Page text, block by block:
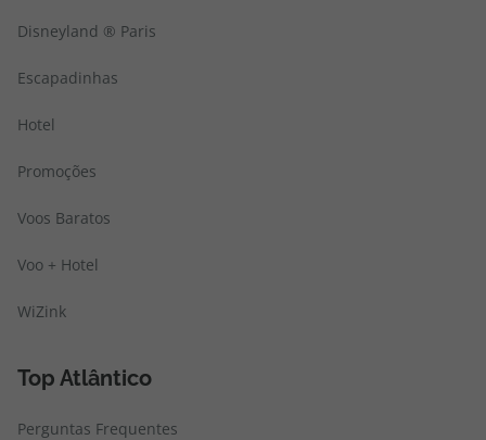
Disneyland ® Paris
Escapadinhas
Hotel
Promoções
Voos Baratos
Voo + Hotel
WiZink
Top Atlântico
Perguntas Frequentes